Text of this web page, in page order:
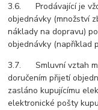
3.6. Prodávající je
objednávky (množství
náklady na dopravu)
objednávky (například
3.7. Smluvní vztah
doručením přijetí
zasláno kupujícímu
elektronické pošty